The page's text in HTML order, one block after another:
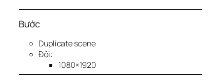
Bước
Duplicate scene
Đổi:
1080×1920